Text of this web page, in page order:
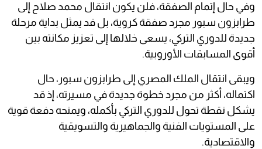
وفي حال إتمام الصفقة، فلن يكون انتقال محمد صلاح إلى
طرابزون سبور مجرد صفقة كروية، بل قد يمثل بداية مرحلة
جديدة للدوري التركي، يسعى خلالها إلى تعزيز مكانته بين
أقوى المسابقات الأوروبية.
ويبقى انتقال الملك المصري إلى طرابزون سبور، حال
اكتماله، أكثر من مجرد خطوة جديدة في مسيرته، إذ قد
يشكل نقطة تحول للدوري التركي بأكمله، ويمنحه دفعة قوية
على المستويات الفنية والجماهيرية والتسويقية
والاقتصادية.